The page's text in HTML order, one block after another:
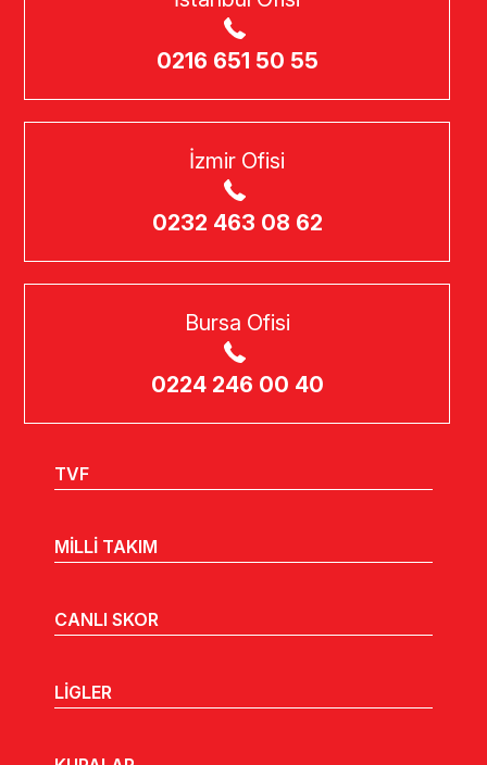
0216 651 50 55
İzmir Ofisi
0232 463 08 62
Bursa Ofisi
0224 246 00 40
TVF
MİLLİ TAKIM
CANLI SKOR
LİGLER